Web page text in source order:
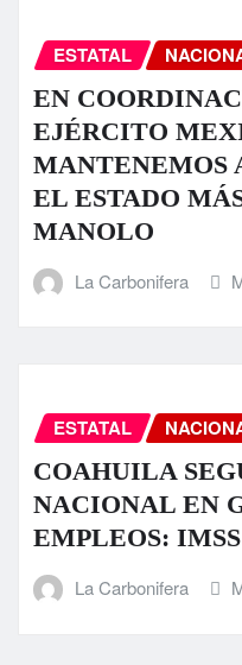
ESTATAL
EN
EJÉRCITO
MANTENEMOS
EL ESTADO
MANOLO
La Carbonifera
ESTATAL
COAHUILA
NACIONAL EN
EMPLEOS: IMSS
La Carbonifera